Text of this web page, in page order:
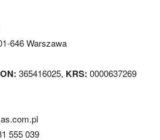
646 Warszawa
365416025, KRS: 0000637269
555 039